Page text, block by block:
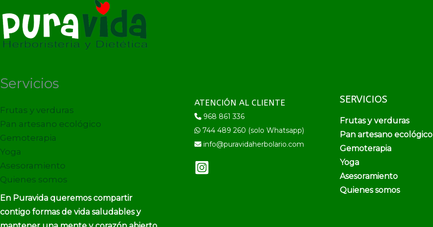
Servicios
Frutas y verduras
Pan artesano ecológico
Gemoterapia
Yoga
Asesoramiento
Quienes somos
En Puravida queremos compartir
contigo formas de vida saludables y
ATENCIÓN AL CLIENTE
968 861 336
744 489 260 (solo Whatsapp)
info@puravidaherbolario.com
SERVICIOS
Frutas y verduras
Pan artesano ecológico
Gemoterapia
Yoga
Asesoramiento
Quienes somos